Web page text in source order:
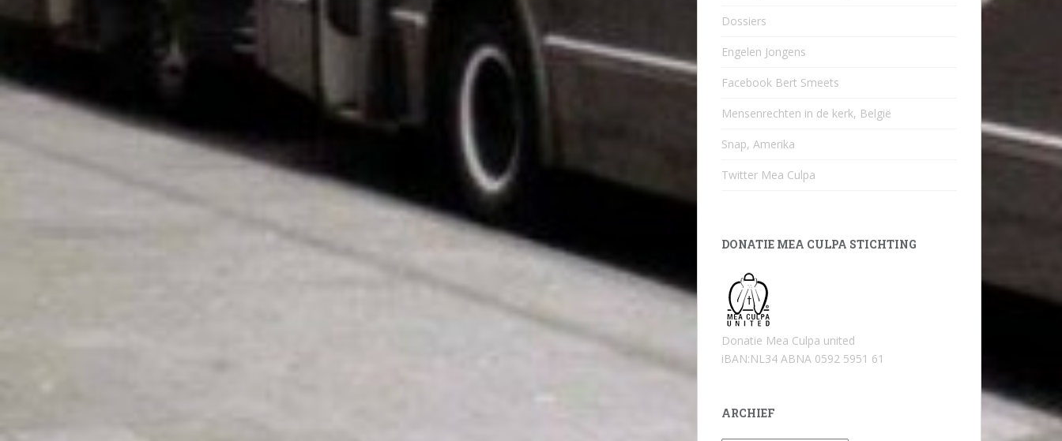
Dossiers
Engelen Jongens
Facebook Bert Smeets
Mensenrechten in de kerk, België
Snap, Amerika
Twitter Mea Culpa
DONATIE MEA CULPA STICHTING
Donatie Mea Culpa united
iBAN:NL34 ABNA 0592 5951 61
ARCHIEF